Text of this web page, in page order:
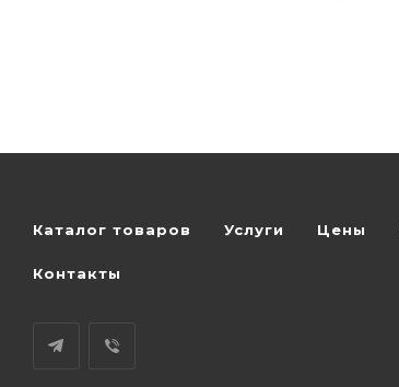
Каталог товаров Услуги Цены
Контакты